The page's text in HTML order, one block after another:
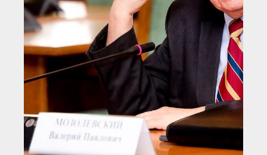
ООТСУО
● Реестр членов СРО
имеющих строительные
лаборатории
Архив реестров
Общественный контроль
Политика информационной
открытости
Антикоррупционная политика
Орган надзора
Охрана труда
Видеоматериалы